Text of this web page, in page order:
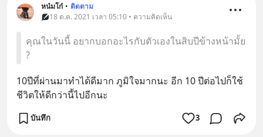
หน๋มโก๋ • ติดตาม
18 ต.ค. 2021 เวลา 05:10 • ความคิดเห็น
คุณในวันนี้ อยากบอกอะไรกับตัวเองในสิบปีข้างหน้ามั้ย
?
10ปีที่ผ่านมาทำได้ดีมาก ภูมิใจมากนะ อีก 10 ปีต่อไปก็ใช้
ชีวิตให้ดีกว่านี้ไปอีกนะ
บันทึก 3